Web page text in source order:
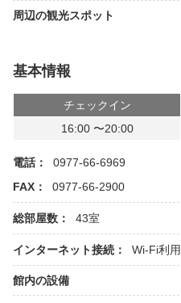
周辺の観光スポット
基本情報
チェックイン
16:00 〜20:00
電話：
0977-66-6969
FAX：
0977-66-2900
総部屋数： 43室
インターネット接続： Wi-Fi利
館内の設備